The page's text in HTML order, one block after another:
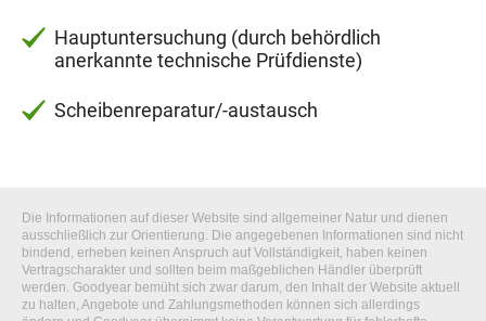
Hauptuntersuchung (durch behördlich
anerkannte technische Prüfdienste)
Scheibenreparatur/-austausch
Die Informationen auf dieser Website sind allgemeiner Natur und dienen
ausschließlich zur Orientierung. Die angegebenen Informationen sind nicht
bindend, erheben keinen Anspruch auf Vollständigkeit, haben keinen
Vertragscharakter und sollten beim maßgeblichen Händler überprüft
werden. Goodyear bemüht sich zwar darum, den Inhalt der Website aktuell
zu halten, Angebote und Zahlungsmethoden können sich allerdings